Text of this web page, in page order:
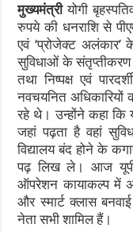
मुख्यमंत्रीयोगी
रुपये की धनराशि से
एवं ‘प्रोजेक्ट अलंकार’
सुविधाओं के
तथा निष्पक्ष एवं
नवचयनित अधिकारियों
रहे थे। उन्होंने कहा कि
जहां पढ़ता है वहां
विद्यालय बंद होने के
पढ़ लिख ले। आज यूपी
ऑपरेशन कायाकल्प में
और स्मार्ट क्लास
नेता सभी शामिल हैं।